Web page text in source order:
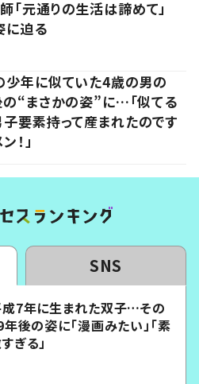
「元通りの生活は諦めて」
に迫る
少年に似ていた4歳の男の
の“まさかの姿”に…「似てる
子要素持って産まれたのです
！」
SNS
7年に生まれた双子…その
後の姿に「漫画みたい」「素
ぎる」